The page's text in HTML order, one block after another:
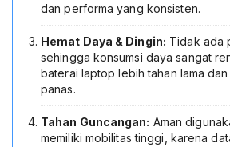
dan performa yang konsisten.
Hemat Daya & Dingin: Tidak ada
sehingga konsumsi daya sangat
baterai laptop lebih tahan lama
panas.
Tahan Guncangan: Aman
memiliki mobilitas tinggi, karena